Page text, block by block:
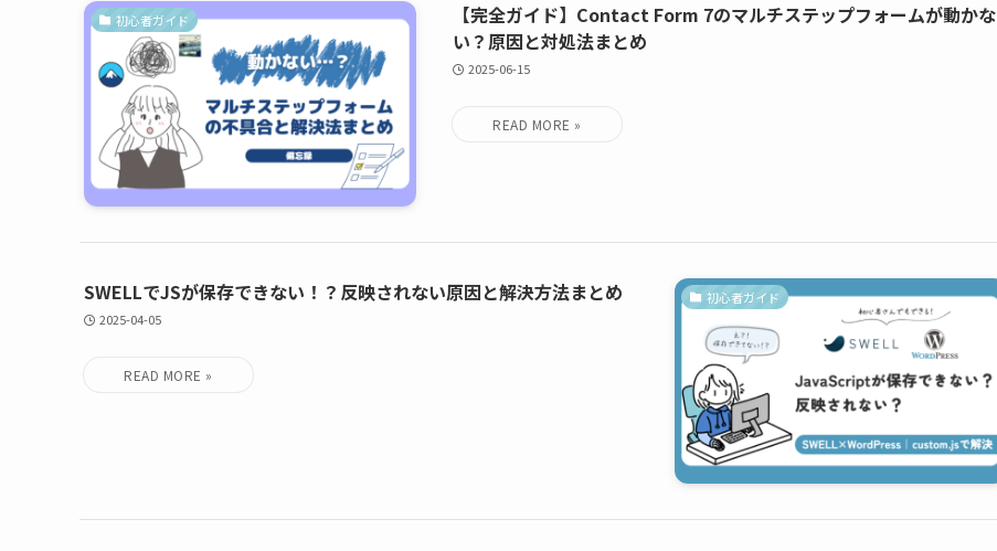
初心者ガイド
【完全ガイド】Contact Form 7のマルチステップフォームが動かな
い？原因と対処法まとめ
2025-06-15
初心者ガイド
SWELLでJSが保存できない！？反映されない原因と解決方法まとめ
2025-04-05